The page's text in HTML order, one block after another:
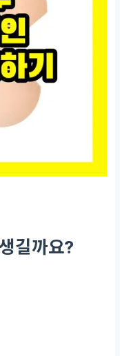
길까요?